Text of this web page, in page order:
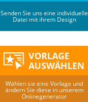
Senden Sie uns eine individuelle
Datei mit ihrem Design
VORLAGE
AUSWÄHLEN
Wählen sie eine Vorlage und
ändern Sie diese in unserem
Onlinegenerator